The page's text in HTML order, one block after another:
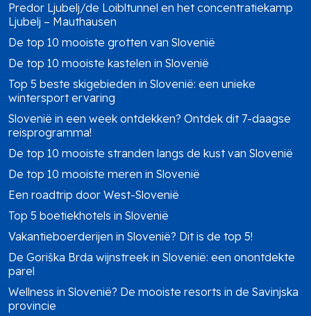
Predor Ljubelj/de Loibltunnel en het concentratiekamp
Ljubelj – Mauthausen
De top 10 mooiste grotten van Slovenië
De top 10 mooiste kastelen in Slovenië
Top 5 beste skigebieden in Slovenië: een unieke
wintersport ervaring
Slovenië in een week ontdekken? Ontdek dit 7-daagse
reisprogramma!
De top 10 mooiste stranden langs de kust van Slovenië
De top 10 mooiste meren in Slovenië
Een roadtrip door West-Slovenië
Top 5 boetiekhotels in Slovenië
Vakantieboerderijen in Slovenië? Dit is de top 5!
De Goriška Brda wijnstreek in Slovenië: een onontdekte
parel
Wellness in Slovenië? De mooiste resorts in de Savinjska
provincie